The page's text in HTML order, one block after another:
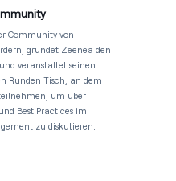
Community von
gründet Zeenea den
veranstaltet seinen
Runden Tisch, an dem
um über
Best Practices im
zu diskutieren.